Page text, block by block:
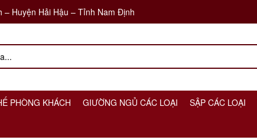
Huyện Hải Hậu – Tỉnh Nam Định
PHÒNG KHÁCH GIƯỜNG NGỦ CÁC LOẠI SẬP CÁC LOẠI